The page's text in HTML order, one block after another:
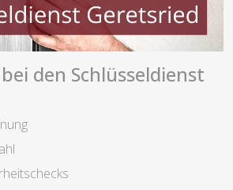
den Schlüsseldienst